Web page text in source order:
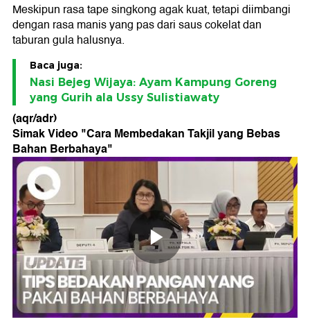
Meskipun rasa tape singkong agak kuat, tetapi diimbangi
dengan rasa manis yang pas dari saus cokelat dan
taburan gula halusnya.
Baca juga:
Nasi Bejeg Wijaya: Ayam Kampung Goreng
yang Gurih ala Ussy Sulistiawaty
(aqr/adr)
Simak Video "Cara Membedakan Takjil yang Bebas
Bahan Berbahaya"